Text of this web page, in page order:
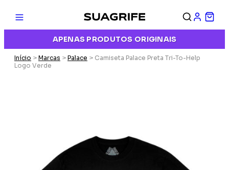
APENAS PRODUTOS ORIGINAIS
Início > Marcas > Palace > Camiseta Palace Preta Tri-To-Help
Logo Verde